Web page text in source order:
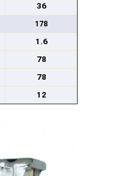
36
178
1.6
78
78
12